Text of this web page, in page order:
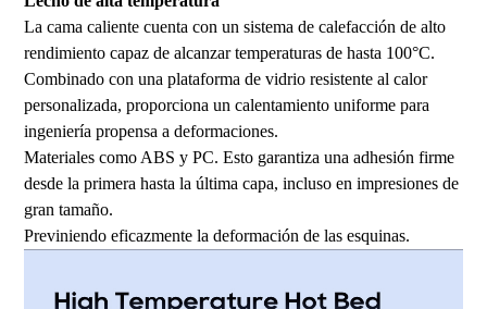
La cama caliente cuenta con un sistema de calefacción de alto
rendimiento capaz de alcanzar temperaturas de hasta 100°C.
Combinado con una plataforma de vidrio resistente al calor
personalizada, proporciona un calentamiento uniforme para
ingeniería propensa a deformaciones.
Materiales como ABS y PC. Esto garantiza una adhesión firme
desde la primera hasta la última capa, incluso en impresiones de
gran tamaño.
Previniendo eficazmente la deformación de las esquinas.